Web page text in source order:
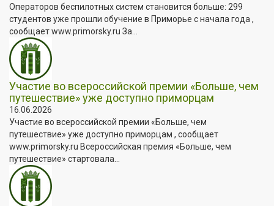
Операторов беспилотных систем становится больше: 299
студентов уже прошли обучение в Приморье с начала года ,
сообщает www.primorsky.ru За...
Участие во всероссийской премии «Больше, чем
путешествие» уже доступно приморцам
16.06.2026
Участие во всероссийской премии «Больше, чем
путешествие» уже доступно приморцам , сообщает
www.primorsky.ru Всероссийская премия «Больше, чем
путешествие» стартовала...